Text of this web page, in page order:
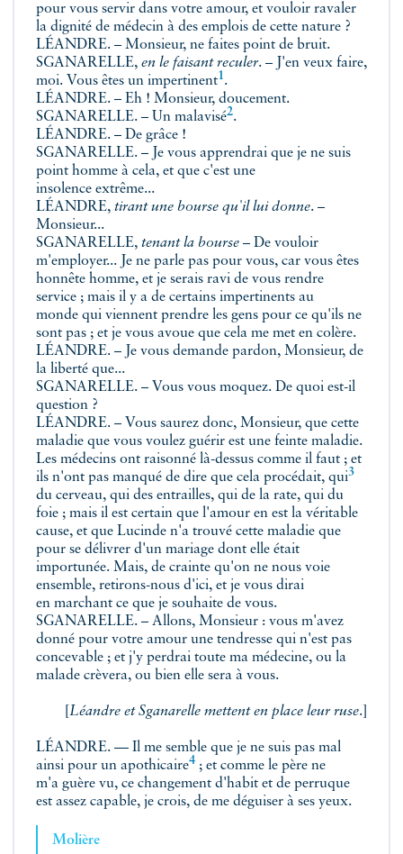
pour vous servir dans votre amour, et vouloir ravaler
la dignité de médecin à des emplois de cette nature ?
LÉANDRE. – Monsieur, ne faites point de bruit.
SGANARELLE, en le faisant reculer. – J'en veux faire,
moi. Vous êtes un impertinent1.
LÉANDRE. – Eh ! Monsieur, doucement.
SGANARELLE. – Un malavisé2.
LÉANDRE. – De grâce !
SGANARELLE. – Je vous apprendrai que je ne suis
point homme à cela, et que c'est une
insolence extrême...
LÉANDRE, tirant une bourse qu'il lui donne. –
Monsieur...
SGANARELLE, tenant la bourse – De vouloir
m'employer... Je ne parle pas pour vous, car vous êtes
honnête homme, et je serais ravi de vous rendre
service ; mais il y a de certains impertinents au
monde qui viennent prendre les gens pour ce qu'ils ne
sont pas ; et je vous avoue que cela me met en colère.
LÉANDRE. – Je vous demande pardon, Monsieur, de
la liberté que...
SGANARELLE. – Vous vous moquez. De quoi est-il
question ?
LÉANDRE. – Vous saurez donc, Monsieur, que cette
maladie que vous voulez guérir est une feinte maladie.
Les médecins ont raisonné là-dessus comme il faut ; et
ils n'ont pas manqué de dire que cela procédait, qui3
du cerveau, qui des entrailles, qui de la rate, qui du
foie ; mais il est certain que l'amour en est la véritable
cause, et que Lucinde n'a trouvé cette maladie que
pour se délivrer d'un mariage dont elle était
importunée. Mais, de crainte qu'on ne nous voie
ensemble, retirons-nous d'ici, et je vous dirai
en marchant ce que je souhaite de vous.
SGANARELLE. – Allons, Monsieur : vous m'avez
donné pour votre amour une tendresse qui n'est pas
concevable ; et j'y perdrai toute ma médecine, ou la
malade crèvera, ou bien elle sera à vous.
Léandre et Sganarelle mettent en place leur ruse.]
LÉANDRE. — Il me semble que je ne suis pas mal
ainsi pour un apothicaire4 ; et comme le père ne
m'a guère vu, ce changement d'habit et de perruque
est assez capable, je crois, de me déguiser à ses yeux.
Molière